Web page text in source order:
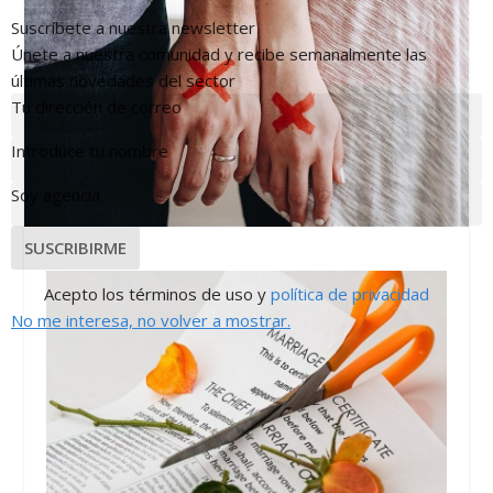
Suscríbete a nuestra newsletter
Únete a nuestra comunidad y recibe semanalmente las
últimas novedades del sector
Tu dirección de correo
Introduce tu nombre
agencia
Soy agencia
SUSCRIBIRME
Acepto los términos de uso y política de privacidad
No me interesa, no volver a mostrar.